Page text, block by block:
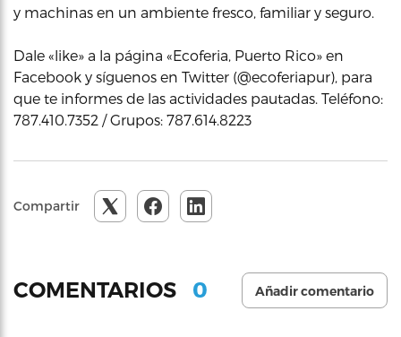
y machinas en un ambiente fresco, familiar y seguro.
Dale «like» a la página «Ecoferia, Puerto Rico» en
Facebook y síguenos en Twitter (@ecoferiapur), para
que te informes de las actividades pautadas. Teléfono:
787.410.7352 / Grupos: 787.614.8223
Compartir
COMENTARIOS 0 Añadir comentario